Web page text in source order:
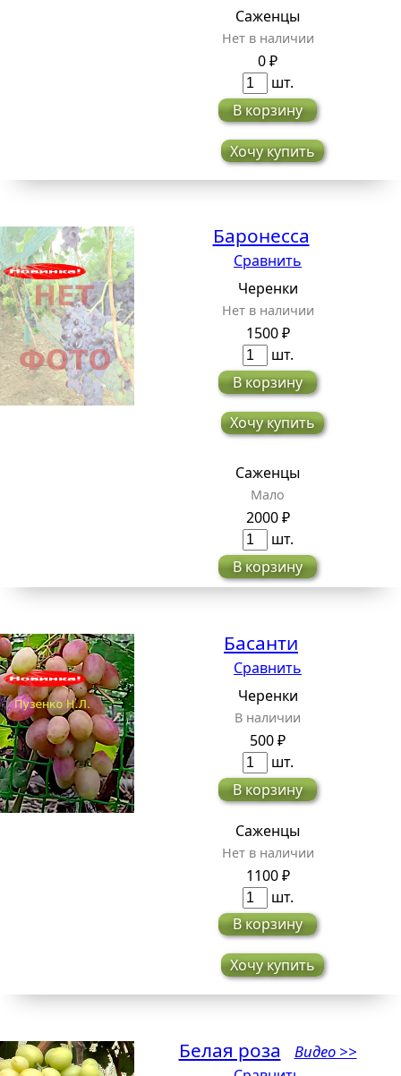
Саженцы
Нет в наличии
0 ₽
шт.
В корзину
Хочу купить
Баронесса
Сравнить
Черенки
Нет в наличии
1500 ₽
шт.
В корзину
Хочу купить
Саженцы
Мало
2000 ₽
шт.
В корзину
Басанти
Сравнить
Черенки
В наличии
500 ₽
шт.
В корзину
Саженцы
Нет в наличии
1100 ₽
шт.
В корзину
Хочу купить
Белая роза Видео >>